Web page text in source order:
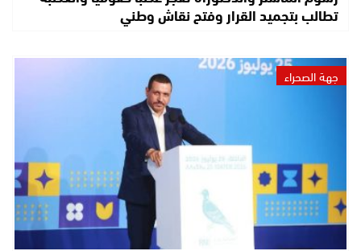
تطالب بتجميد القرار وفتح نقاش وطني
جهة الصحراء